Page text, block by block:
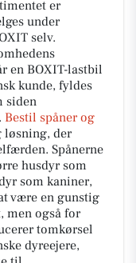
er
under
selv.
en BOXIT-lastbil
kunde, fyldes
siden
Bestil spåner og
løsning, der
Spånerne
husdyr som
som kaniner,
være en gunstig
også for
tomkørsel
dyreejere,